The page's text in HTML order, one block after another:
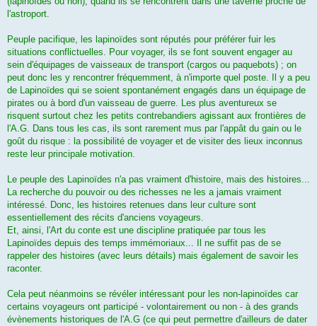
l'astroport.
Peuple pacifique, les lapinoïdes sont réputés pour préférer fuir les
situations conflictuelles. Pour voyager, ils se font souvent engager au
sein d'équipages de vaisseaux de transport (cargos ou paquebots) ; on
peut donc les y rencontrer fréquemment, à n'importe quel poste. Il y a peu
de Lapinoïdes qui se soient spontanément engagés dans un équipage de
pirates ou à bord d'un vaisseau de guerre. Les plus aventureux se
risquent surtout chez les petits contrebandiers agissant aux frontières de
l'A.G. Dans tous les cas, ils sont rarement mus par l'appât du gain ou le
goût du risque : la possibilité de voyager et de visiter des lieux inconnus
reste leur principale motivation.
Le peuple des Lapinoïdes n'a pas vraiment d'histoire, mais des histoires...
La recherche du pouvoir ou des richesses ne les a jamais vraiment
intéressé. Donc, les histoires retenues dans leur culture sont
essentiellement des récits d'anciens voyageurs.
Et, ainsi, l'Art du conte est une discipline pratiquée par tous les
Lapinoïdes depuis des temps immémoriaux... Il ne suffit pas de se
rappeler des histoires (avec leurs détails) mais également de savoir les
raconter.
Cela peut néanmoins se révéler intéressant pour les non-lapinoïdes car
certains voyageurs ont participé - volontairement ou non - à des grands
évènements historiques de l'A.G (ce qui peut permettre d'ailleurs de dater